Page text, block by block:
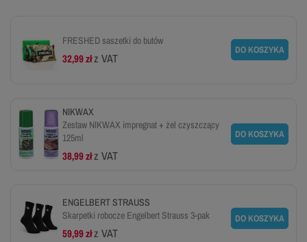
FRESHED saszetki do butów
32,99 złz VAT
DO KOSZYKA
NIKWAX
Zestaw NIKWAX impregnat + żel czyszczący
125ml
38,99 złz VAT
DO KOSZYKA
ENGELBERT STRAUSS
Skarpetki robocze Engelbert Strauss 3-pak
59,99 złz VAT
DO KOSZYKA